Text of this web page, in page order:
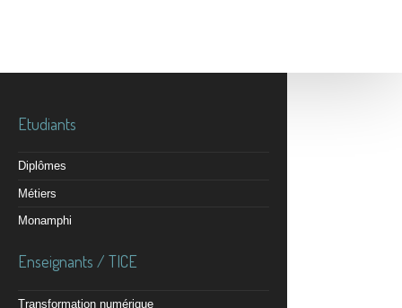
Etudiants
Diplômes
Métiers
Monamphi
Enseignants / TICE
Transformation numérique